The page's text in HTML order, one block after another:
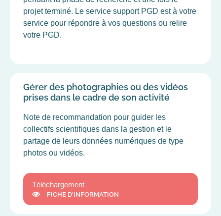
projet terminé. Le service support PGD est à votre
service pour répondre à vos questions ou relire
votre PGD.
Gérer des photographies ou des vidéos
prises dans le cadre de son activité
Note de recommandation pour guider les
collectifs scientifiques dans la gestion et le
partage de leurs données numériques de type
photos ou vidéos.
Téléchargement
FICHE D'INFORMATION